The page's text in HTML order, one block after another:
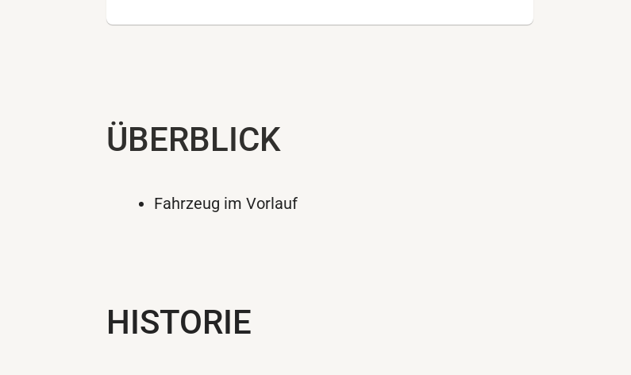
ÜBERBLICK
Fahrzeug im Vorlauf
HISTORIE